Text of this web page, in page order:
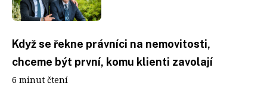
Když se řekne právníci na nemovitosti,
chceme být první, komu klienti zavolají
6 minut čtení